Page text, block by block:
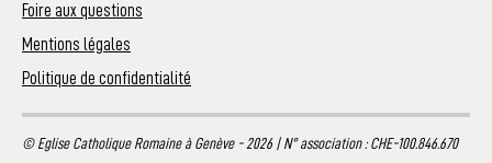
Foire aux questions
Mentions légales
Politique de confidentialité
© Eglise Catholique Romaine à Genève - 2026 | N° association : CHE-100.846.670